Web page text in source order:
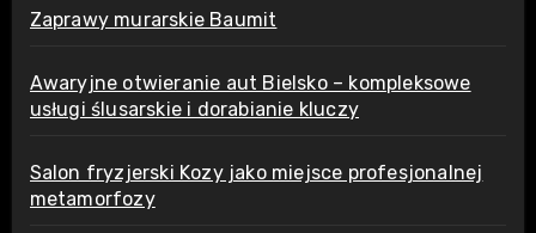
Zaprawy murarskie Baumit
Awaryjne otwieranie aut Bielsko – kompleksowe
usługi ślusarskie i dorabianie kluczy
Salon fryzjerski Kozy jako miejsce profesjonalnej
metamorfozy